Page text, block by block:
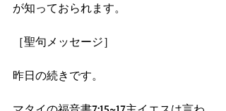
が知っておられます。
［聖句メッセージ］
昨日の続きです。